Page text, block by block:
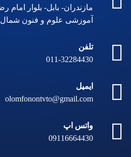
آموزشی علوم و فنون شمال
تلفن
011-32284430
ایمیل
olomfonontvto@gmail.com
واتس اپ
09116664430